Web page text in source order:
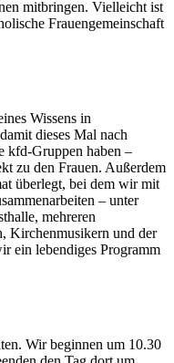
mitbringen. Vielleicht ist
Frauengemeinschaft
Wissens in
dieses Mal nach
kfd-Gruppen haben –
zu den Frauen. Außerdem
überlegt, bei dem wir mit
– unter
mehreren
Kirchenmusikern und der
ein lebendiges Programm
Wir beginnen um 10.30